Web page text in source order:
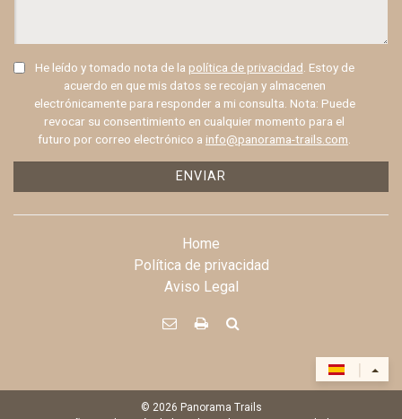
He leído y tomado nota de la política de privacidad . Estoy de
acuerdo en que mis datos se recojan y almacenen
electrónicamente para responder a mi consulta. Nota: Puede
revocar su consentimiento en cualquier momento para el
futuro por correo electrónico a info@panorama-trails.com
ENVIAR
Home
Política de privacidad
Aviso Legal
  
|
© 2026 Panorama Trails